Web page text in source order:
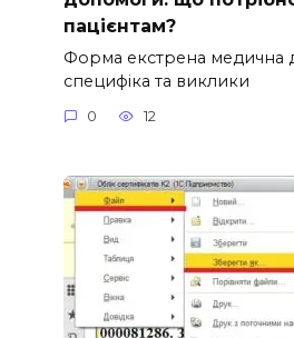
пацієнтам?
Форма екстрена медична
специфіка та виклики
0 12